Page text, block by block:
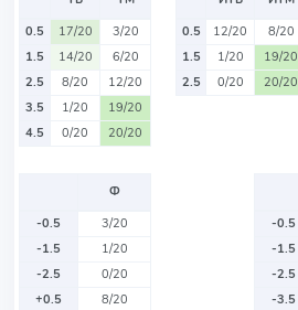
0.5
17/20
3/20
1.5
14/20
6/20
2.5
8/20
12/20
3.5
1/20
19/20
4.5
0/20 20/20
0.5
12/20
8/20
1.5
1/20
19/20
2.5
0/20 20/20
Ф
-0.5
3/20
-1.5
1/20
-2.5
0/20
+0.5
8/20
-0.5
-1.5
-2.5
-3.5